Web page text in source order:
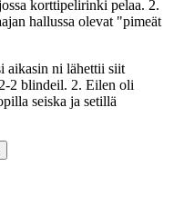
korttipelirinki pelaa. 2.
hallussa olevat "pimeät
aikasin ni lähettii siit
2 blindeil. 2. Eilen oli
seiska ja setillä